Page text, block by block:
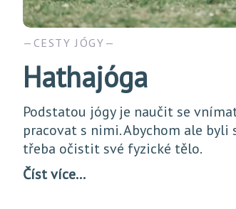
CESTY JÓGY
Hathajóga
Podstatou jógy je naučit se
pracovat s nimi. Abychom ale
třeba očistit své fyzické tělo.
Číst více…